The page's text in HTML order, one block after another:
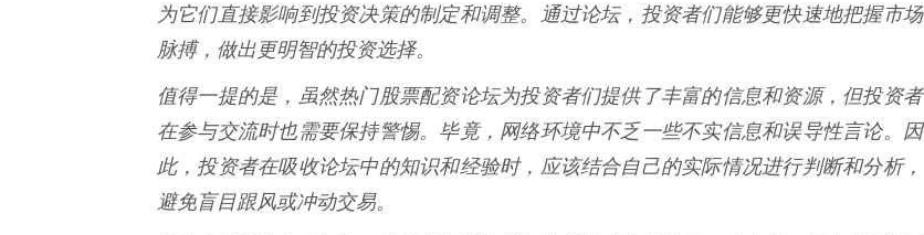
为它们直接影响到投资决策的制定和调整。通过论坛，投资者们能够更快速地把握市场
脉搏，做出更明智的投资选择。
值得一提的是，虽然热门股票配资论坛为投资者们提供了丰富的信息和资源，但投资者
在参与交流时也需要保持警惕。毕竟，网络环境中不乏一些不实信息和误导性言论。因
此，投资者在吸收论坛中的知识和经验时，应该结合自己的实际情况进行判断和分析，
避免盲目跟风或冲动交易。